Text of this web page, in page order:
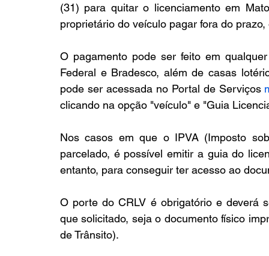
(31) para quitar o licenciamento em
proprietário do veículo pagar fora do
O pagamento pode ser feito em
Federal e Bradesco, além de casas
pode ser acessada no Portal de Serviços
clicando na opção "veículo" e "Guia
Nos casos em que o IPVA (Imposto
parcelado, é possível emitir a guia do
entanto, para conseguir ter acesso ao
O porte do CRLV é obrigatório e deverá
que solicitado, seja o documento físico
de Trânsito).